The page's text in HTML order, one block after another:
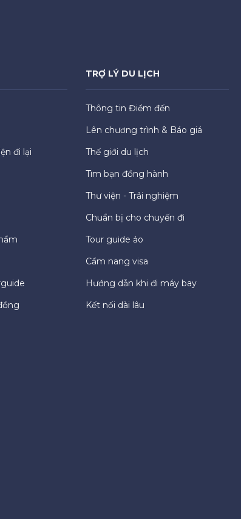
đi lại
TRỢ LÝ DU LỊCH
Thông tin Điểm đến
Lên chương trình & Báo giá
Thế giới du lịch
Tìm bạn đồng hành
Thư viện - Trải nghiệm
Chuẩn bị cho chuyến đi
Tour guide ảo
Cẩm nang visa
Hướng dẫn khi đi máy bay
Kết nối dài lâu